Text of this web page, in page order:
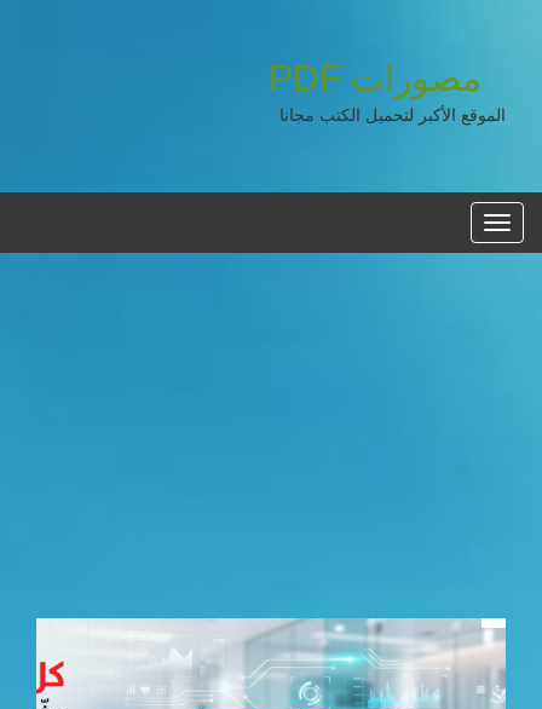
مصورات PDF
الموقع الأكبر لتحميل الكتب مجانا
القائمه
الرئيسية